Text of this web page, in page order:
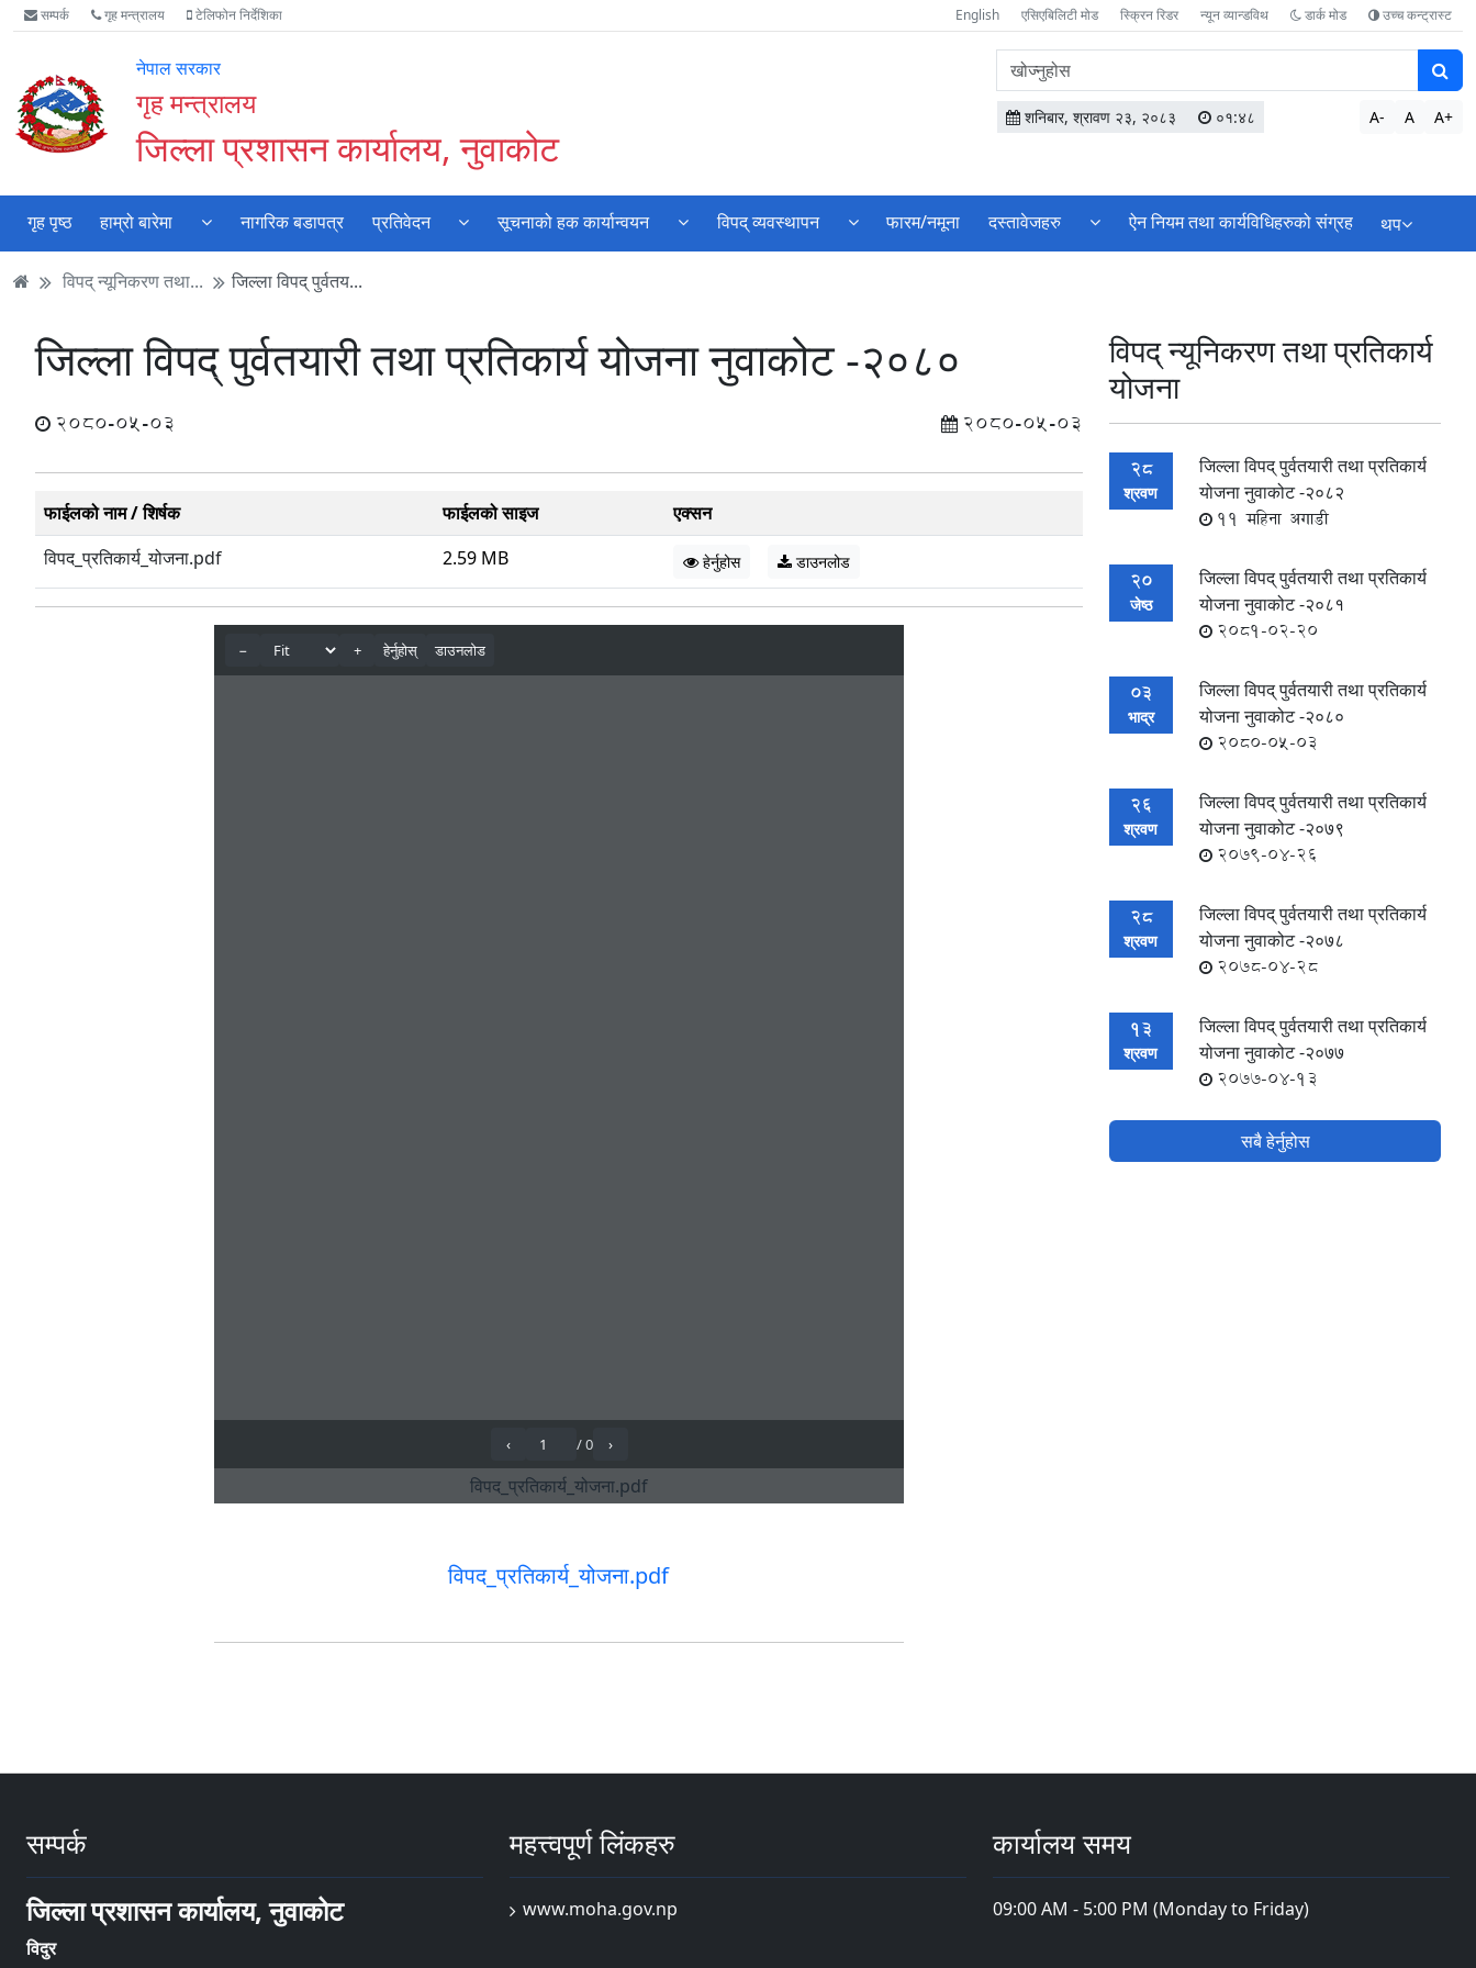
Accessibility
Mode
गर्नुहोस्
मुख्य
सामाग्री
मुख्य
नेभिगेसन
वेबसाइट
खोजमा
सम्पर्क गृह मन्त्रालय टेलिफोन निर्देशिका English एसिएबिलिटी मोड स्क्रिन रिडर न्यून व्यान्डविथ डार्क मोड उच्च कन्ट्रास्ट
नेपाल सरकार
गृह मन्त्रालय
जिल्ला प्रशासन कार्यालय, नुवाकोट
वेबसाइटमा
सामग्री
खोज्नुहोस
शनिबार, श्रावण २३, २०८३ ०१:४८ A- A A+
गृह पृष्ठ हाम्रो बारेमा नागरिक बडापत्र प्रतिवेदन सूचनाको हक कार्यान्वयन विपद् व्यवस्थापन फारम/नमूना दस्तावेजहरु ऐन नियम तथा कार्यविधिहरुको संग्रह थप
विपद् न्यूनिकरण तथा... जिल्ला विपद् पुर्वतय...
जिल्ला विपद् पुर्वतयारी तथा प्रतिकार्य योजना नुवाकोट -२०८०
2080-05-03 2080-05-03
फाईलको नाम / शिर्षक फाईलको साइज
एक्सन
विपद_प्रतिकार्य_योजना.pdf
2.59 MB हेर्नुहोस डाउनलोड
विपद_प्रतिकार्य_योजना.pdf
विपद् न्यूनिकरण तथा प्रतिकार्य
योजना
28
श्रवण
जिल्ला विपद् पुर्वतयारी तथा प्रतिकार्य
योजना नुवाकोट -२०८२
11 महिना अगाडी
20
जेष्ठ
जिल्ला विपद् पुर्वतयारी तथा प्रतिकार्य
योजना नुवाकोट -२०८१
2081-02-20
03
भाद्र
जिल्ला विपद् पुर्वतयारी तथा प्रतिकार्य
योजना नुवाकोट -२०८०
2080-05-03
26
श्रवण
जिल्ला विपद् पुर्वतयारी तथा प्रतिकार्य
योजना नुवाकोट -२०७९
2079-04-26
28
श्रवण
जिल्ला विपद् पुर्वतयारी तथा प्रतिकार्य
योजना नुवाकोट -२०७८
2078-04-28
13
श्रवण
जिल्ला विपद् पुर्वतयारी तथा प्रतिकार्य
योजना नुवाकोट -२०७७
2077-04-13
सबै हेर्नुहोस
सम्पर्क
जिल्ला प्रशासन कार्यालय, नुवाकोट
विदुर
महत्त्वपूर्ण लिंकहरु
www.moha.gov.np
कार्यालय समय
09:00 AM - 5:00 PM (Monday to Friday)